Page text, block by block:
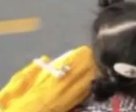
实环境中——调用工
、处理错误、完成闭
还仅以 8B-MoT 的轻
更精细的真实质感、
迭代编辑。 相比 U
下方向上带来了显著
； 更精细的局部纹
更准确的中英文文字
定的图...
用来检查 Ubuntu
。 Canonical 工程师
说得很直白：「hwc
，它和它的依赖项都
在其他发行版上。」
为零。既然只有 Ub
打包就没什么可纠结
路径 hwctl 是 rust-
来 Anthropic
之间来回跳，中间只
周刚宣布因健康原因
，说自己作为联合
几天后，The Inform
，负责递归自我
含多项改进。官方更